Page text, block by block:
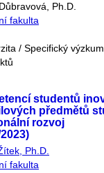
Ph.D.
fakulta
/ Specifický
studentů
předmětů
rozvoj
Ph.D.
fakulta